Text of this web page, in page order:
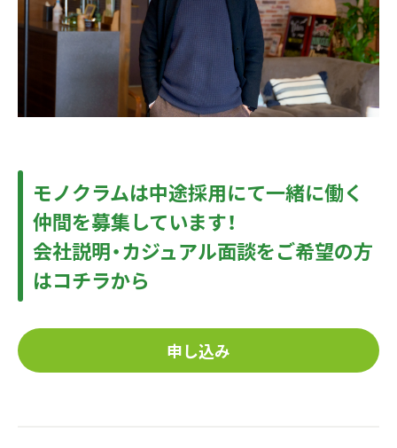
モノクラムは中途採用にて一緒に働く
仲間を募集しています！
会社説明・カジュアル面談をご希望の方
はコチラから
申し込み